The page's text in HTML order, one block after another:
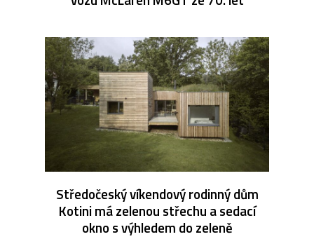
Středočeský víkendový rodinný dům
Kotini má zelenou střechu a sedací
okno s výhledem do zeleně